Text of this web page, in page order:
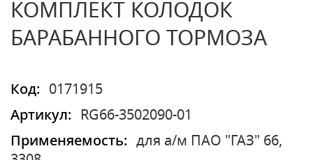
КОМПЛЕКТ КОЛОДОК
БАРАБАННОГО ТОРМОЗА
Код:
0171915
Артикул:
RG66-3502090-01
Применяемость:
для а/м ПАО "ГАЗ" 66,